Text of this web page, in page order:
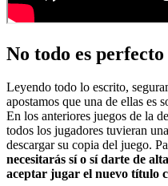
No todo es
Leyendo todo lo escrito,
apostamos que una de ellas es
En los anteriores juegos de la
todos los jugadores tuvieran
descargar su copia del juego.
necesitarás sí o sí darte de
aceptar jugar el nuevo título